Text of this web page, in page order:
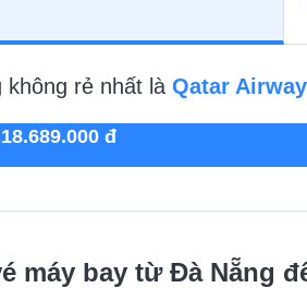
không rẻ nhất là Qatar
18.689.000 đ
máy bay từ Đà Nẵng